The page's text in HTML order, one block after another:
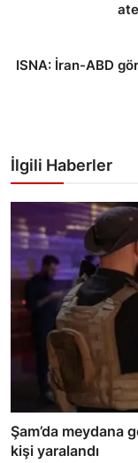
ISNA: İran-ABD
İlgili Haberler
Şam’da meydana
kişi yaralandı